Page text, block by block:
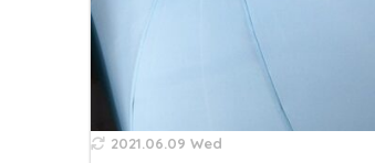
2021.06.09 Wed